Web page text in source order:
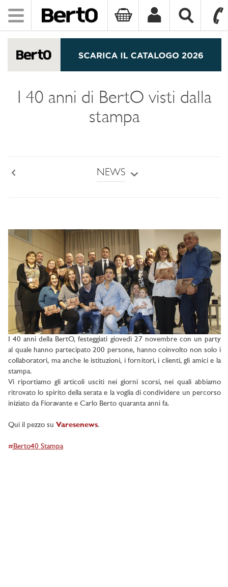
Toggle
navigation
I 40 anni di BertO visti dalla
stampa
NEWS
I 40 anni della BertO, festeggiati giovedì 27 novembre con un party
al quale hanno partecipato 200 persone, hanno coinvolto non solo i
collaboratori, ma anche le istituzioni, i fornitori, i clienti, gli amici e la
stampa.
Vi riportiamo gli articoli usciti nei giorni scorsi, nei quali abbiamo
ritrovato lo spirito della serata e la voglia di condividere un percorso
iniziato da Fioravante e Carlo Berto quaranta anni fa.
Qui il pezzo su Varesenews.
#Berto40 Stampa